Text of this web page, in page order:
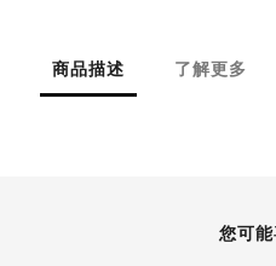
商品描述 了解更多
您可